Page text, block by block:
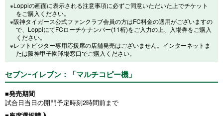
※Loppiの画面に表示される注意事項に必ずご同意いただいた上でチケット
をご購入ください。
※阪神タイガース公式ファンクラブ会員の方はFC料金の適用がございますの
で、LoppiにてFCローチケナンバー(11桁)をご入力の上、入場券をご購入
ください。
※レフトビジター専用応援席の店舗発売はございません。インターネットま
たは阪神甲子園球場窓口でご購入ください。
セブンｰイレブン：「マルチコピー機」
■発売期間
試合日当日の開門予定時刻2時間前まで